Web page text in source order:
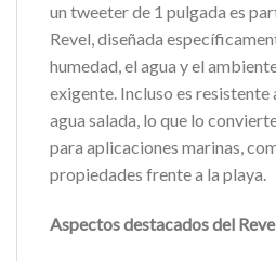
un tweeter de 1 pulgada es
Revel, diseñada
humedad, el agua y el
exigente. Incluso es resistente
agua salada, lo que lo
para aplicaciones marinas,
propiedades frente a la playa.
Aspectos destacados del